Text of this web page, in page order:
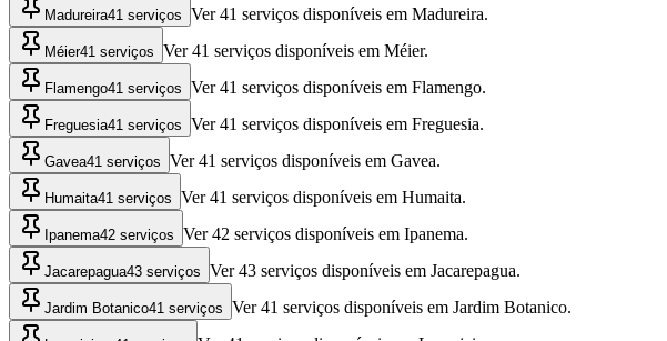
Madureira41 serviços Ver 41 serviços disponíveis em Madureira.
Méier41 serviços Ver 41 serviços disponíveis em Méier.
Flamengo41 serviços Ver 41 serviços disponíveis em Flamengo.
Freguesia41 serviços Ver 41 serviços disponíveis em Freguesia.
Gavea41 serviços Ver 41 serviços disponíveis em Gavea.
Humaita41 serviços Ver 41 serviços disponíveis em Humaita.
Ipanema42 serviços Ver 42 serviços disponíveis em Ipanema.
Jacarepagua43 serviços Ver 43 serviços disponíveis em Jacarepagua.
Jardim Botanico41 serviços Ver 41 serviços disponíveis em Jardim Botanico.